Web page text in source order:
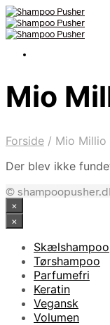
Mio
Forside / Mio Millio
Der blev ikke
©
×
×
Skælshampoo
Tørshampoo
Parfumefri
Keratin
Vegansk
Volumen